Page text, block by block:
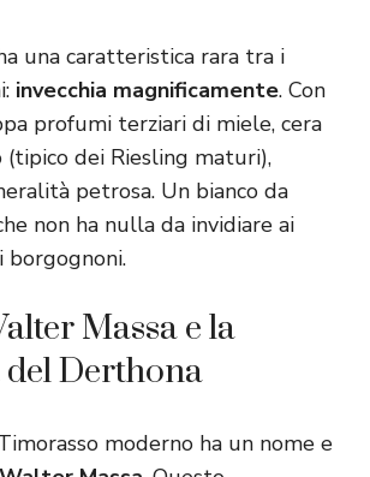
una caratteristica rara tra i
invecchia magnificamente. Con
profumi terziari di miele, cera
(tipico dei Riesling maturi),
petrosa. Un bianco da
non ha nulla da invidiare ai
borgognoni.
Massa e la
Derthona
moderno ha un nome e